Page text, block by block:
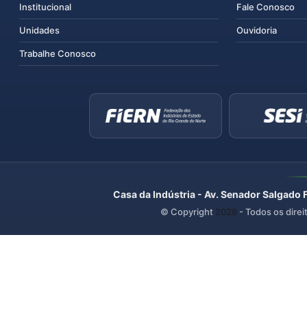
Institucional
Unidades
Trabalhe Conosco
Fale Conosco
Ouvidoria
Casa da Indústria - Av. Senador
© Copyright 2026 - Todos os